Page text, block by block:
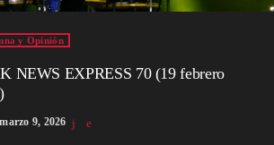
y Opinión
NEWS EXPRESS 70 (19 febrero
marzo 9, 2026